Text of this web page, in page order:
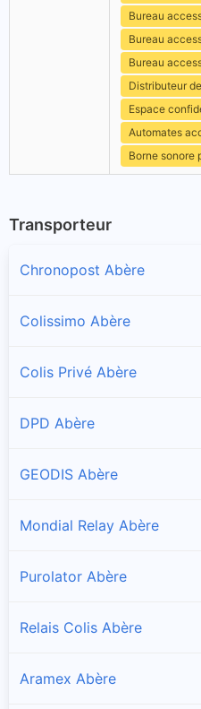
Bureau
Bureau
Bureau
Distributeur
Espace
Automates
Borne sonore
Transporteur
Chronopost Abère
Colissimo Abère
Colis Privé Abère
DPD Abère
GEODIS Abère
Mondial Relay Abère
Purolator Abère
Relais Colis Abère
Aramex Abère